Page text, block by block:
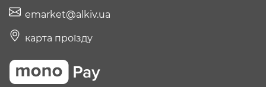
emarket@alkiv.ua
карта проїзду